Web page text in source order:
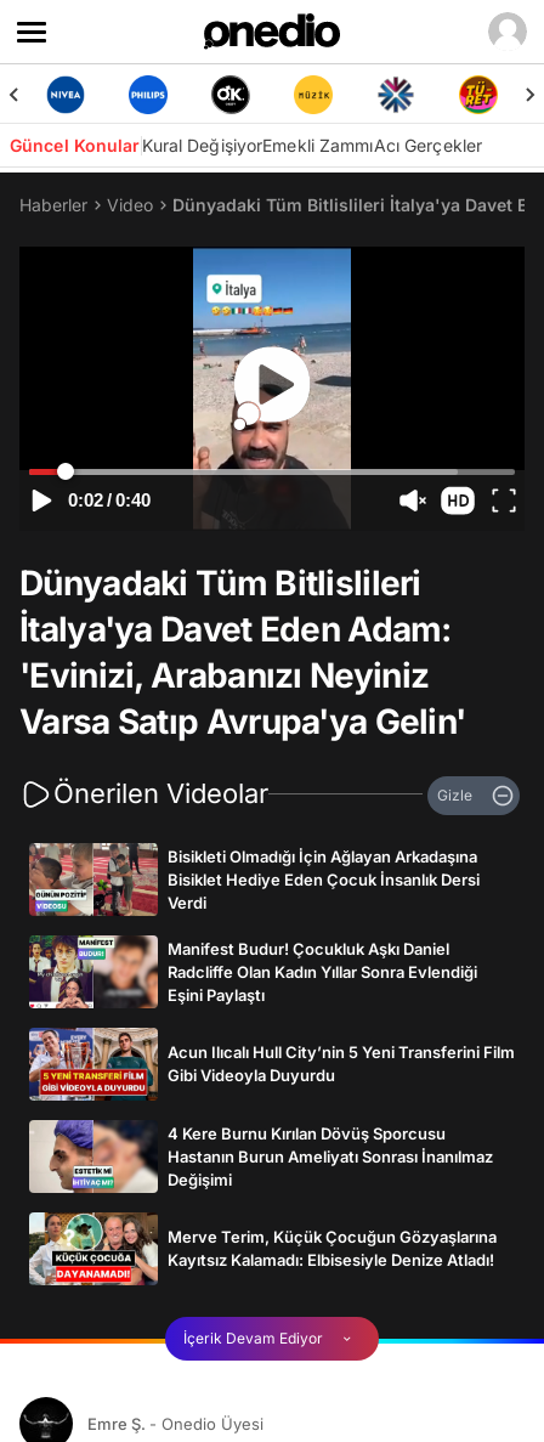
Güncel KonularKural DeğişiyorEmekli ZammıAcı Gerçekler
Haberler Video Dünyadaki Tüm Bitlislileri İtalya'ya Davet
0:02/0:40
Dünyadaki Tüm Bitlislileri
İtalya'ya Davet Eden Adam:
'Evinizi, Arabanızı Neyiniz
Varsa Satıp Avrupa'ya Gelin'
Önerilen Videolar Gizle
Bisikleti Olmadığı İçin Ağlayan Arkadaşına
Bisiklet Hediye Eden Çocuk İnsanlık Dersi
Verdi
Manifest Budur! Çocukluk Aşkı Daniel
Radcliffe Olan Kadın Yıllar Sonra Evlendiği
Eşini Paylaştı
Acun Ilıcalı Hull City’nin 5 Yeni Transferini Film
Gibi Videoyla Duyurdu
4 Kere Burnu Kırılan Dövüş Sporcusu
Hastanın Burun Ameliyatı Sonrası İnanılmaz
Değişimi
Merve Terim, Küçük Çocuğun Gözyaşlarına
Kayıtsız Kalamadı: Elbisesiyle Denize Atladı!
İçerik Devam Ediyor
Emre Ş. - Onedio Üyesi